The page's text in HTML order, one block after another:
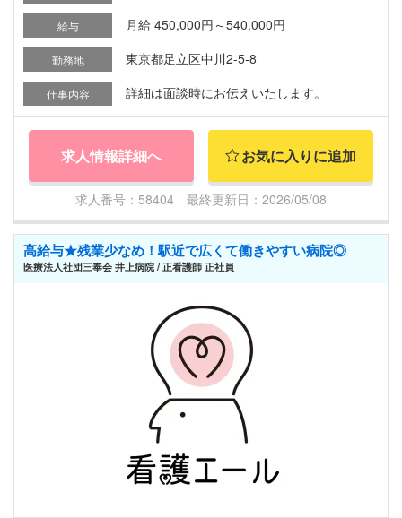
給与 月給 450,000円～540,000円
勤務地 東京都足立区中川2-5-8
仕事内容 詳細は面談時にお伝えいたします。
求人情報詳細へ お気に入りに追加
求人番号：58404 最終更新日：2026/05/08
高給与★残業少なめ！駅近で広くて働きやすい病院◎
医療法人社団三奉会 井上病院 / 正看護師 正社員